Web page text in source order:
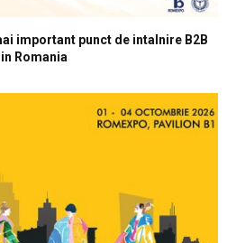
important punct de intalnire B2B
Romania